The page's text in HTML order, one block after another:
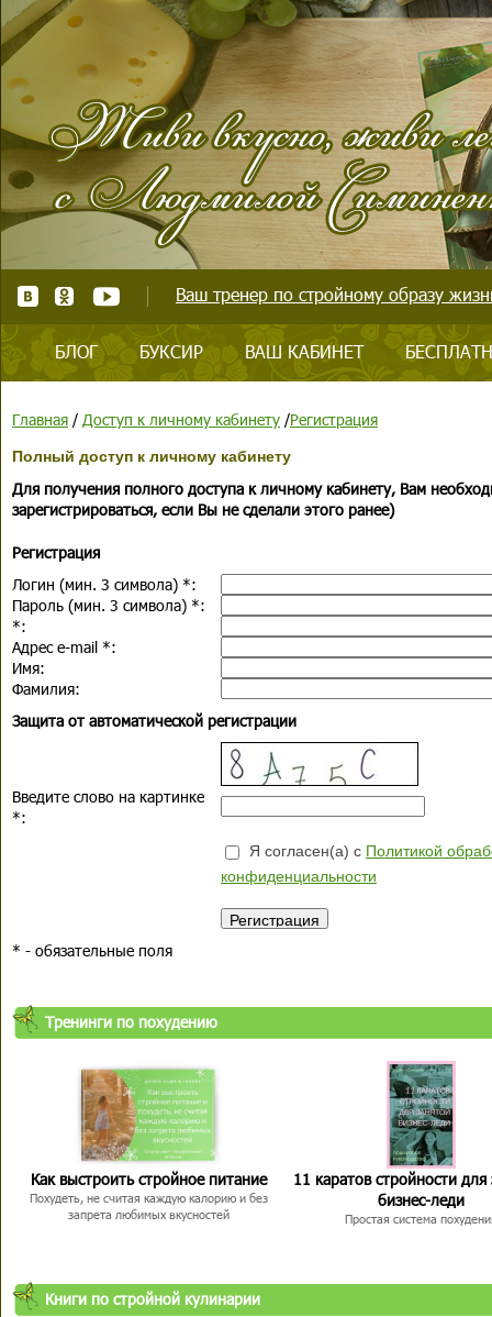
Ваш тренер по стройному образу
БЛОГ БУКСИР ВАШ КАБИНЕТ
Главная / Доступ к личному кабинету /Регистрация
Полный доступ к личному кабинету
Для получения полного доступа к личному кабинету, Вам
зарегистрироваться, если Вы не сделали этого ранее)
Регистрация
Логин (мин. 3 символа) *:
Пароль (мин. 3 символа) *:
*:
Адрес e-mail *:
Имя:
Фамилия:
Защита от автоматической регистрации
Введите слово на картинке
*:
Я согласен(а) с Политикой
конфиденциальности
* - обязательные поля
Тренинги по похудению
Как выстроить стройное питание
Похудеть, не считая каждую калорию и без
запрета любимых вкусностей
11 каратов стройности для
бизнес-леди
Простая система
Книги по стройной кулинарии